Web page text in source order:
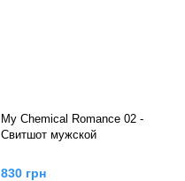
My Chemical Romance 02 -
Свитшот мужской
830 грн